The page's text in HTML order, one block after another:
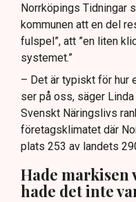
Norrköpings Tidningar
kommunen att en del
fulspel”, att ”en liten
systemet.”
– Det är typiskt för hur
ser på oss, säger
Svenskt Näringslivs
företagsklimatet där
plats 253 av landets
Hade
hade det inte